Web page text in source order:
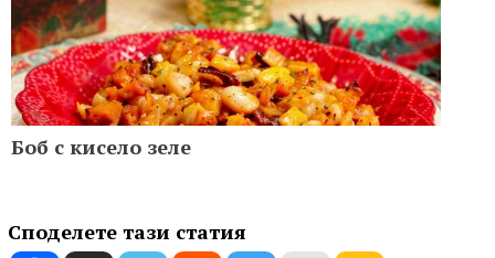
Боб с кисело зеле
Споделете тази статия